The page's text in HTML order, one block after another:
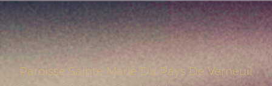
Paroisse Sainte Marie Du Pays De Verneuil